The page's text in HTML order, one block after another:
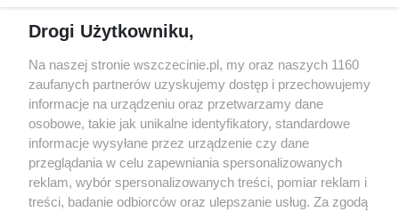
targi
Wernisaże
Więcej
Specjalny koncert z okazji
20. urodzin portalu
wSzczecinie.pl
Regulamin konkursów
śniadaniówka "Hej
Szczecin! Jest piątek!"
Drogi Użytkowniku,
Na naszej stronie wszczecinie.pl, my oraz naszych 1160
zaufanych partnerów uzyskujemy dostęp i przechowujemy
informacje na urządzeniu oraz przetwarzamy dane
osobowe, takie jak unikalne identyfikatory, standardowe
informacje wysyłane przez urządzenie czy dane
przeglądania w celu zapewniania spersonalizowanych
reklam, wybór spersonalizowanych treści, pomiar reklam i
treści, badanie odbiorców oraz ulepszanie usług. Za zgodą